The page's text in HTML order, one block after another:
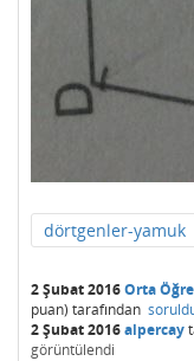
dörtgenler-yamuk
2 Şubat 2016Orta
puan) tarafından
2 Şubat 2016alpercay
görüntülendi